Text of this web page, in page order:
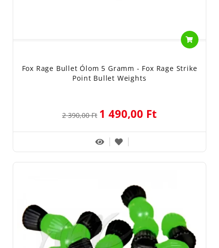
Fox Rage Bullet Ólom 5 Gramm - Fox Rage Strike
Point Bullet Weights
2 390,00 Ft 1 490,00 Ft